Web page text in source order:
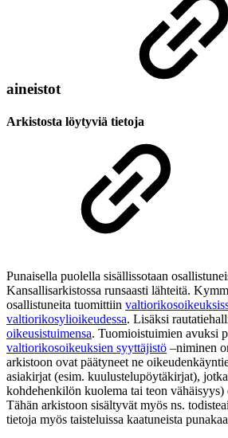
aineistot
Arkistosta löytyviä tietoja
Punaisella puolella sisällissotaan
Kansallisarkistossa runsaasti lähteitä.
osallistuneita tuomittiin
valtiorikosylioikeudessa. Lisäksi
oikeusistuimensa. Tuomioistuimien avuksi
valtiorikosoikeuksien syyttäjistö –niminen
arkistoon ovat päätyneet ne
asiakirjat (esim. kuulustelupöytäkirjat),
kohdehenkilön kuolema tai teon vähäisyys)
Tähän arkistoon sisältyvät myös ns.
tietoja myös taisteluissa kaatuneista